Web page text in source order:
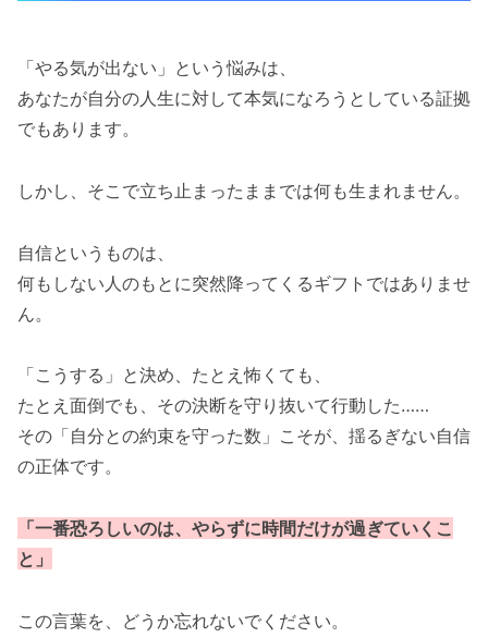
「やる気が出ない」という悩みは、
あなたが自分の人生に対して本気になろうとしている証拠
でもあります。
しかし、そこで立ち止まったままでは何も生まれません。
自信というものは、
何もしない人のもとに突然降ってくるギフトではありませ
ん。
「こうする」と決め、たとえ怖くても、
たとえ面倒でも、その決断を守り抜いて行動した……
その「自分との約束を守った数」こそが、揺るぎない自信
の正体です。
「一番恐ろしいのは、やらずに時間だけが過ぎていくこ
と」
この言葉を、どうか忘れないでください。